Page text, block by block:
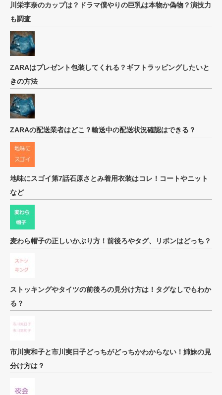
川栄李奈のカップは？ドラマ僕やりの巨乳は本物か偽物？演技力
も調査
ZARAはプレゼント包装してくれる？ギフトラッピングしたいと
きの方法
ZARAの配送業者はどこ？輸送中の配送状況確認はできる？
地味にスゴイ第7話石原さとみ着用衣装はコレ！コートやニット
など
麦わら帽子の正しいかぶり方！前後ろやタグ、リボンはどっち？
ストッキングやタイツの前後ろの見分け方は！タグなしでもわか
る？
市川実和子と市川実日子どっちがどっちかわからない！姉妹の見
分け方は？